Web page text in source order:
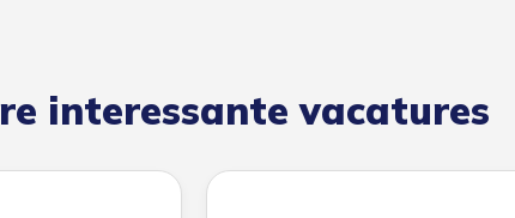
interessante vacatures